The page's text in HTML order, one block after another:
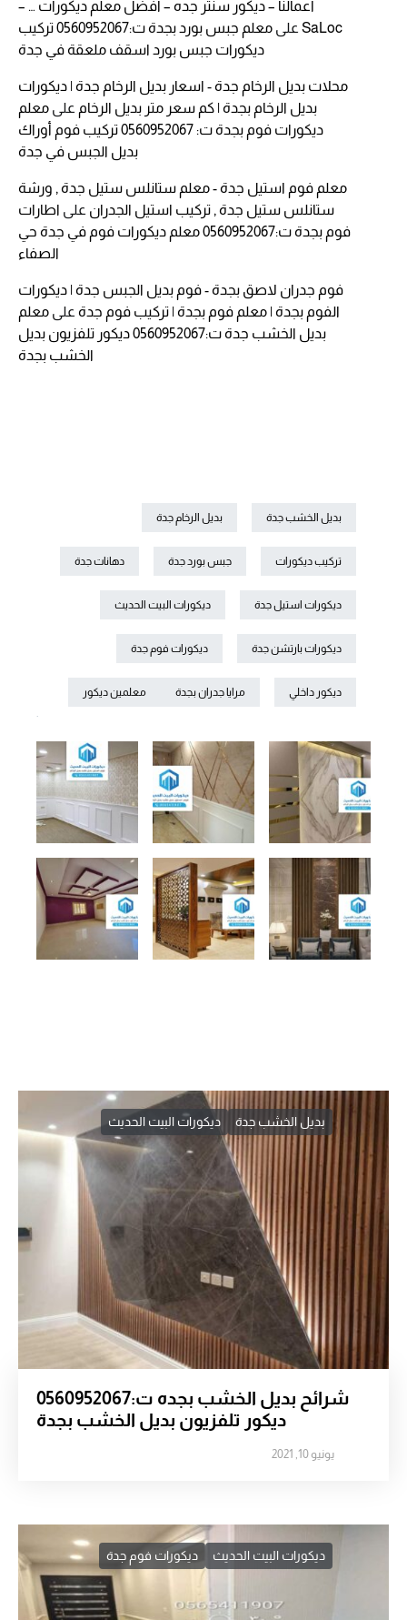
اعمالنا – ديكور سنتر جده – افضل معلم ديكورات … –
SaLocعلى
معلم جبس بورد بجدة ت:0560952067 تركيب
ديكورات جبس بورد اسقف ملعقة في جدة
محلات بديل الرخام جدة - اسعار بديل الرخام جدة | ديكورات
بديل الرخام بجدة | كم سعر متر بديل الرخام على معلم
ديكورات فوم بجدة ت: 0560952067 تركيب فوم أوراك
بديل الجبس في جدة
معلم فوم استيل جدة - معلم ستانلس ستيل جدة , ورشة
ستانلس ستيل جدة , تركيب استيل الجدران على اطارات
فوم بجدة ت:0560952067 معلم ديكورات فوم في جدة حي
الصفاء
فوم جدران لاصق بجدة - فوم بديل الجبس جدة | ديكورات
الفوم بجدة | معلم فوم بجدة | تركيب فوم جدةعلى معلم
بديل الخشب جدة ت:0560952067 ديكور تلفزيون بديل
الخشب بجدة
بديل الخشب جدة بديل الرخام جدة
تركيب ديكورات جبس بورد جدة دهانات جدة
ديكورات استيل جدة ديكورات البيت الحديث
ديكورات بارتشن جدة ديكورات فوم جدة
ديكور داخلي مرايا جدران بجدة
معلمين ديكور
.
بديل الخشب جدة ديكورات البيت الحديث
شرائح بديل الخشب بجده ت:0560952067
ديكور تلفزيون بديل الخشب بجدة
يونيو 10, 2021
ديكورات البيت الحديث ديكورات فوم جدة